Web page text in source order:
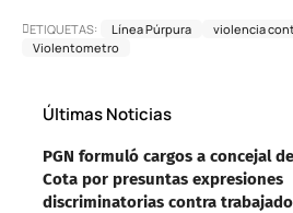
ETIQUETAS: Línea Púrpura
violencia
Violentometro
Últimas Noticias
PGN formuló cargos a concejal de
Cota por presuntas expresiones
discriminatorias contra